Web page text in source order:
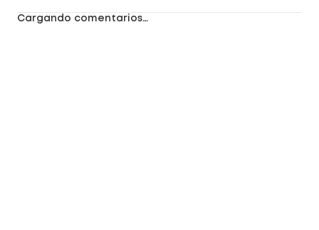
Cargando comentarios…